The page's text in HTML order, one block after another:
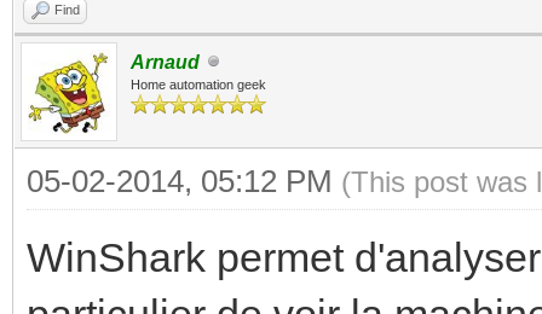
Find
Arnaud
Home automation geek
05-02-2014, 05:12 PM (This post was
WinShark permet